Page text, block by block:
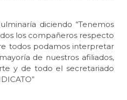
diciendo “Tenemos
los compañeros respecto
todos podamos interpretar
de nuestros afiliados,
y de todo el secretariado